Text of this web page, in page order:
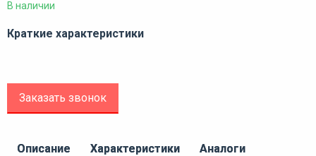
В наличии
Краткие характеристики
Заказать звонок
Описание Характеристики Аналоги